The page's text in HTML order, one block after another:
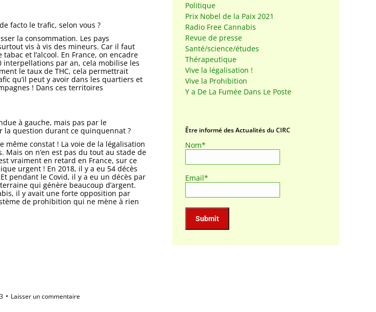
facto le trafic, selon vous ?
la consommation. Les pays
vis à vis des mineurs. Car il faut
et l’alcool. En France, on encadre
interpellations par an, cela mobilise les
le taux de THC, cela permettrait
qu’il peut y avoir dans les quartiers et
! Dans ces territoires
à gauche, mais pas par le
la question durant ce quinquennat ?
même constat ! La voie de la légalisation
Mais on n’en est pas du tout au stade de
vraiment en retard en France, sur ce
urgent ! En 2018, il y a eu 54 décès
pendant le Covid, il y a eu un décès par
qui génère beaucoup d’argent.
il y avait une forte opposition par
de prohibition qui ne mène à rien
Laisser un commentaire
Politique
Prix Nobel de la Paix 2021
Radio Free Cannabis
Revue de presse
Santé/science/études
Thérapeutique
Vive la légalisation !
Vive la Prohibition
Y a De La Fumée Dans Le Poste
Être informé des Actualités du CIRC
Nom*
Email*